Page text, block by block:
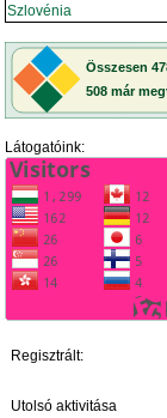
Szlovénia
Látogatóink:
Regisztrált:
Utolsó aktivitása